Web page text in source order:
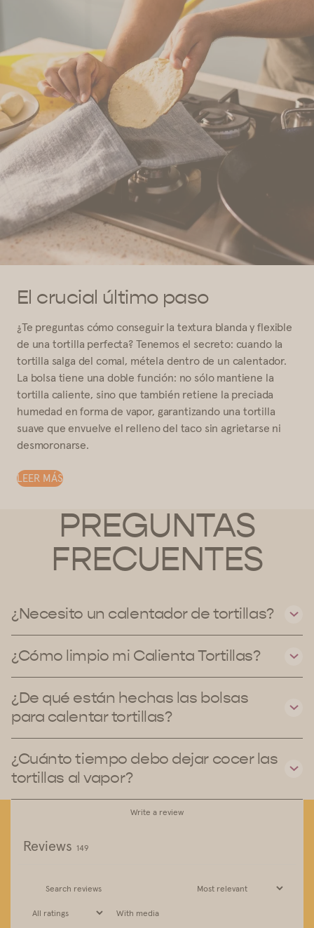
El crucial último paso
¿Te preguntas cómo conseguir la textura blanda y flexible
de una tortilla perfecta? Tenemos el secreto: cuando la
tortilla salga del comal, métela dentro de un calentador.
La bolsa tiene una doble función: no sólo mantiene la
tortilla caliente, sino que también retiene la preciada
humedad en forma de vapor, garantizando una tortilla
suave que envuelve el relleno del taco sin agrietarse ni
desmoronarse.
LEER MÁS
PREGUNTAS
FRECUENTES
¿Necesito un calentador de tortillas?
¿Cómo limpio mi Calienta Tortillas?
¿De qué están hechas las bolsas
para calentar tortillas?
¿Cuánto tiempo debo dejar cocer las
tortillas al vapor?
Write a review
Reviews 149
With media